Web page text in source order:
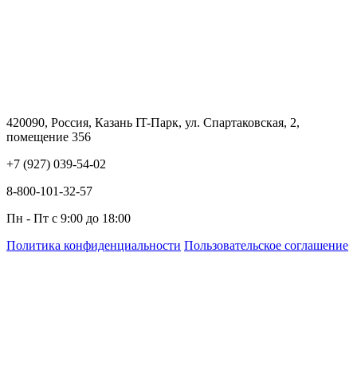
420090, Россия, Казань IT-Парк, ул. Спартаковская, 2,
помещение 356
+7 (927) 039-54-02
8-800-101-32-57
Пн - Пт с 9:00 до 18:00
Политика конфиденциальности Пользовательское соглашение